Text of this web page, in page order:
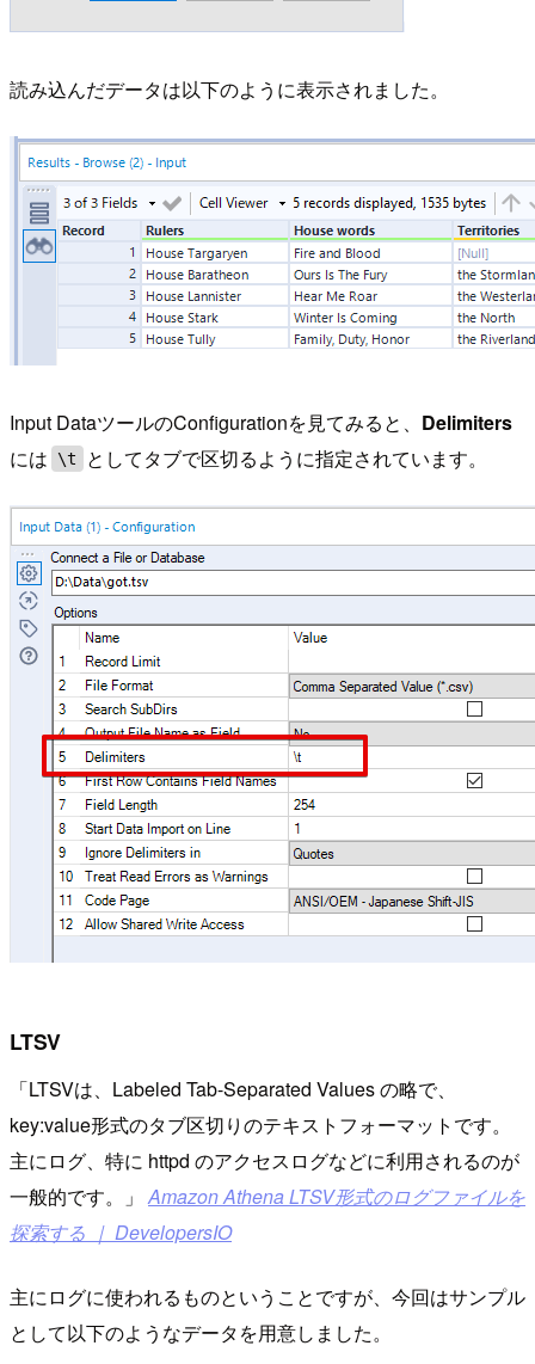
読み込んだデータは以下のように表示されました。
Input DataツールのConfigurationを見てみると、 Delimiters
には
\t としてタブで区切るように指定されています。
LTSV
LTSVは、Labeled Tab-Separated Values の略で、
key:value形式のタブ区切りのテキストフォーマットです。
主にログ、特に httpd のアクセスログなどに利用されるのが
一般的です。
Amazon Athena LTSV形式のログファイルを
探索する ｜ DevelopersIO
主にログに使われるものということですが、今回はサンプル
として以下のようなデータを用意しました。